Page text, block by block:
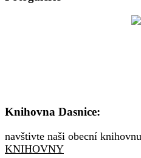
Knihovna Dasnice:
navštivte naši obecní
KNIHOVNY